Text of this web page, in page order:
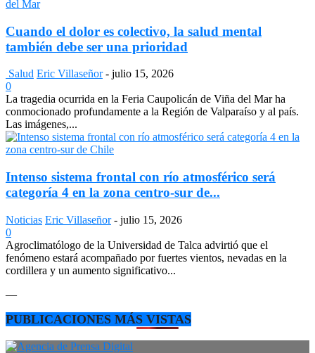
Cuando el dolor es colectivo, la salud mental
también debe ser una prioridad
Salud Eric Villaseñor - julio 15, 2026
0
La tragedia ocurrida en la Feria Caupolicán de Viña del Mar ha
conmocionado profundamente a la Región de Valparaíso y al país.
Las imágenes,...
Intenso sistema frontal con río atmosférico será
categoría 4 en la zona centro-sur de...
Noticias Eric Villaseñor - julio 15, 2026
0
Agroclimatólogo de la Universidad de Talca advirtió que el
fenómeno estará acompañado por fuertes vientos, nevadas en la
cordillera y un aumento significativo...
—
PUBLICACIONES MÁS VISTAS